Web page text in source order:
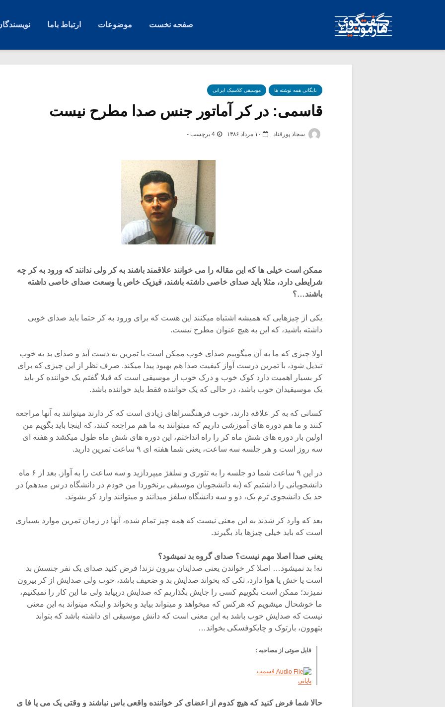
صفحه نخست موضوعات ارتباط باما
بایگانی همه نوشته ها موسیقی کلاسیک ایرانی
قاسمی: در کر آماتور جنس صدا مطرح نیست
سجاد پورقناد ۱۰ مرداد ۱۳۸۶ 4 برچسب -
ممکن است خیلی ها که این مقاله را می خوانند علاقمند باشند به کر ولی ندانند که ورود به کر چه
شرایطی دارد، مثلا باید صدای خاصی داشته باشند، فیزیک خاص یا وسعت صدای خاصی داشته
باشند…؟
یکی از چیزهایی که همیشه اشتباه میکنند این هست که برای ورود به کر حتما باید صدای خوبی
داشته باشید، که این به هیچ عنوان مطرح نیست.
اولا چیزی که ما به آن میگوییم صدای خوب ممکن است با تمرین به دست آید و صدای بد به خوب
تبدیل شود، با تمرین درست آواز کیفیت صدا هم بهبود پیدا میکند. صرف نظر از این چیزی که برای
کر بسیار اهمیت دارد کوک خوب و درک خوب از موسیقی است که قبلا گفتم یک خواننده کر باید
یک موسیقیدان خوب باشد، در حالی که یک خواننده فقط باید خواننده باشد.
کسانی که به کر علاقه دارند، خوب فرهنگسراهای زیادی است که کر دارند میتوانند به آنها مراجعه
کنند و ما هم دوره های آموزشی داریم که میتوانند به ما هم مراجعه کنند، که اینجا باید بگویم من
اولین بار دوره های شش ماه کر را راه انداختم، این دوره های شش ماه طول میکشد و هفته ای
سه روز است و هر جلسه سه ساعت، یعنی شما هفته ای ۹ ساعت تمرین دارید.
در این ۹ ساعت شما دو جلسه را به تئوری و سلفژ میپردازید و سه ساعت را به آواز. بعد از ۶ ماه
دانشجویانی را داشتیم که (به دانشجویان موسیقی برنخورد! من خودم در دانشگاه درس میدهم) در
حد یک دانشجوی ترم یک، دو و سه دانشگاه سلفژ میدانند و میتوانند وارد کر بشوند.
بعد که وارد کر شدند به این معنی نیست که همه چیز تمام شده، آنها در زمان تمرین موارد بسیاری
است که باید خیلی چیزها یاد بگیرند.
یعنی صدا اصلا مهم نیست؟ صدای گروه بد نمیشود؟
نه! بد نمیشود… اصلا کر خواندن یعنی صدایتان بیرون نزند! فرض کنید صدای یک نفر جنسش بد
است یا خش یا هوا دارد، تکی که بخواند صدایش بد و ضعیف باشد، خوب ولی صدایش از کر بیرون
نمیزند؛ ممکن است بگوییم کسی را جایش بگذاریم که صدایش دربیاید ولی ما این کار را نمیکنیم،
ما خوشحال میشویم که هرکس که میخواهد و میتواند بیاید و بخواند و اینکه میتواند به این معنی
نیست که صدایش خوب باشد به این معنی است که دانش موسیقی ای داشته باشد که بتواند
بتهوون، بارتوک و چایکوفسکی بخواند…
فایل صوتی از مصاحبه :
قسمت
پایانی
حالا شما فرض کنید که هیچ کدوم از اعضای کر خواننده واقعی باس نباشند و وقتی یک می یا فا ی